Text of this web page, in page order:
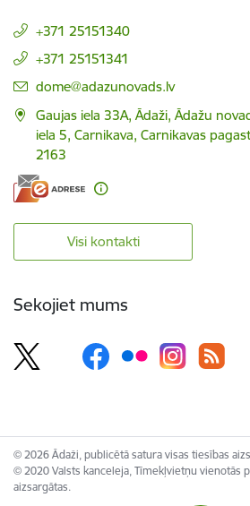
+371 25151340
+371 25151341
E-pasts:
dome@adazunovads.lv
Gaujas iela 33A, Ādaži, Ādažu
iela 5, Carnikava, Carnikavas
2163
Visi kontakti
Sekojiet mums
© 2026 Ādaži, publicētā satura visas tiesības
© 2020 Valsts kanceleja, Tīmekļvietņu vienotās
aizsargātas.